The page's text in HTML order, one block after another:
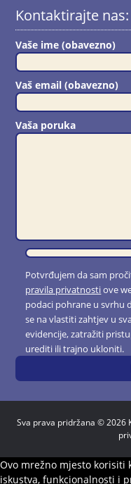
Kontaktirajte nas:
Vaše ime (obavezno)
Vaš email (obavezno)
Vaša poruka
Potvrđujem da sam
pravila privatnostiove
podaci pohrane u svrhu
se na vlastiti zahtjev u
evidencije, zatražiti
urediti ili trajno ukloniti.
Sva prava pridržana © 2026
Ovo mrežno mjesto korisiti
iskustva, funkcionalnosti i